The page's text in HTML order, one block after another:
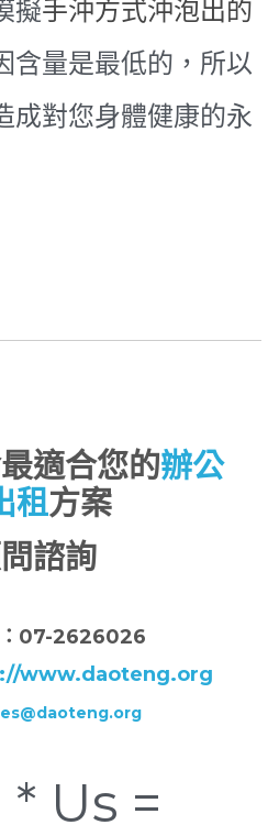
擬手沖方式沖泡出的
含量是最低的，所以
成對您身體健康的永
適合您的辦公
租方案
諮詢
：07-2626026
www.daoteng.org
Us =